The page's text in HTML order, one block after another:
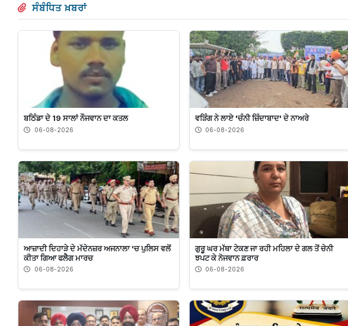
ਸੰਬੰਧਿਤ ਖ਼ਬਰਾਂ
ਬਠਿੰਡਾ ਦੇ 19 ਸਾਲਾਂ ਨੌਜਵਾਨ ਦਾ ਕਤਲ
06-08-2026
ਵੜਿੰਗ ਨੇ ਲਾਏ 'ਚੰਨੀ ਜ਼ਿੰਦਾਬਾਦ' ਦੇ ਨਾਅਰੇ
06-08-2026
ਆਜ਼ਾਦੀ ਦਿਹਾੜੇ ਦੇ ਮੱਦੇਨਜ਼ਰ ਅਜਨਾਲਾ 'ਚ ਪੁਲਿਸ ਵਲੋਂ
ਕੀਤਾ ਗਿਆ ਫਲੈਗ ਮਾਰਚ
06-08-2026
ਗੁਰੂ ਘਰ ਮੱਥਾ ਟੇਕਣ ਜਾ ਰਹੀ ਮਹਿਲਾ ਦੇ ਗਲ ਤੋਂ ਚੇਨੀ
ਝਪਟ ਕੇ ਨੋਜਵਾਨ ਫ਼ਰਾਰ
06-08-2026